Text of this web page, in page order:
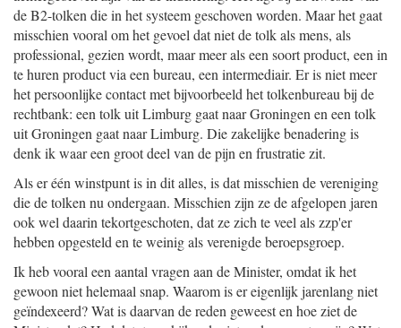
de B2-tolken die in het systeem geschoven worden. Maar het gaat
misschien vooral om het gevoel dat niet de tolk als mens, als
professional, gezien wordt, maar meer als een soort product, een in
te huren product via een bureau, een intermediair. Er is niet meer
het persoonlijke contact met bijvoorbeeld het tolkenbureau bij de
rechtbank: een tolk uit Limburg gaat naar Groningen en een tolk
uit Groningen gaat naar Limburg. Die zakelijke benadering is
denk ik waar een groot deel van de pijn en frustratie zit.
Als er één winstpunt is in dit alles, is dat misschien de vereniging
die de tolken nu ondergaan. Misschien zijn ze de afgelopen jaren
ook wel daarin tekortgeschoten, dat ze zich te veel als zzp'er
hebben opgesteld en te weinig als verenigde beroepsgroep.
Ik heb vooral een aantal vragen aan de Minister, omdat ik het
gewoon niet helemaal snap. Waarom is er eigenlijk jarenlang niet
geïndexeerd? Wat is daarvan de reden geweest en hoe ziet de